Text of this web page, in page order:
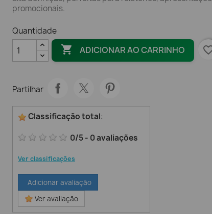
promocionais.
Quantidade
 ADICIONAR AO CARRINHO
Partilhar
Classificação total:
0/5- 0avaliações
Ver classificações
Adicionar avaliação
Ver avaliação